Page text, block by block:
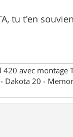
tu t'en
420 avec montage
Dakota 20 -